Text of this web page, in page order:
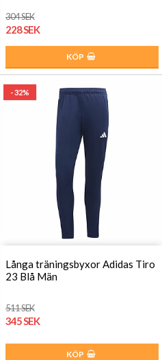
304 SEK
228 SEK
KÖP
- 32%
Långa träningsbyxor Adidas Tiro
23 Blå Män
511 SEK
345 SEK
KÖP